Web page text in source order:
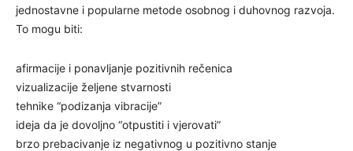
jednostavne i popularne metode osobnog i duhovnog razvoja.
To mogu biti:
afirmacije i ponavljanje pozitivnih rečenica
vizualizacije željene stvarnosti
tehnike “podizanja vibracije”
ideja da je dovoljno “otpustiti i vjerovati”
brzo prebacivanje iz negativnog u pozitivno stanje